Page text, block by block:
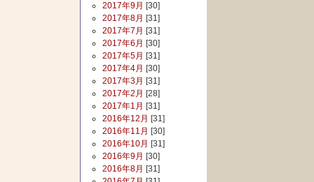
2017年9月 [30]
2017年8月 [31]
2017年7月 [31]
2017年6月 [30]
2017年5月 [31]
2017年4月 [30]
2017年3月 [31]
2017年2月 [28]
2017年1月 [31]
2016年12月 [31]
2016年11月 [30]
2016年10月 [31]
2016年9月 [30]
2016年8月 [31]